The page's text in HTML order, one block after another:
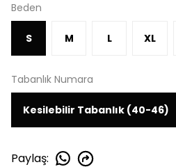
Beden
S M L XL
Tabanlık Numara
Kesilebilir Tabanlık (40-46)
Paylaş: